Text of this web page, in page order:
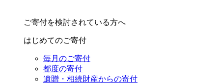
ご寄付を検討されている方へ
はじめてのご寄付
毎月のご寄付
都度の寄付
遺贈・相続財産からの寄付